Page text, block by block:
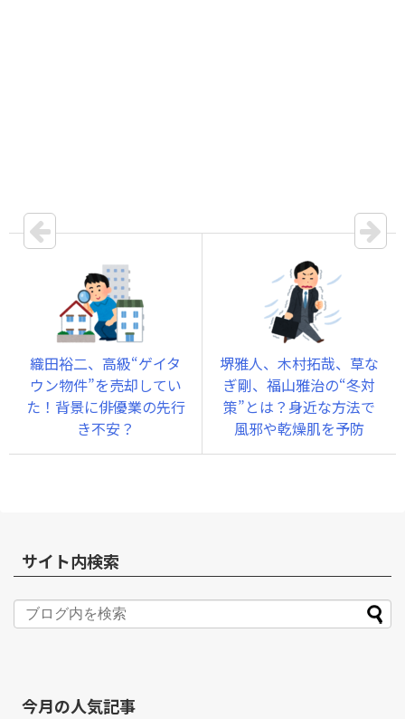
織田裕二、高級“ゲイタ
ウン物件”を売却してい
た！背景に俳優業の先行
き不安？
堺雅人、木村拓哉、草な
ぎ剛、福山雅治の“冬対
策”とは？身近な方法で
風邪や乾燥肌を予防
サイト内検索
今月の人気記事